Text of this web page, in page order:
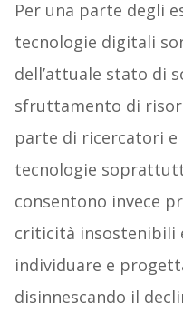
Per una parte degli
tecnologie digitali
dell’attuale stato di
sfruttamento di
parte di ricercatori
tecnologie
consentono invece
criticità insostenibili
individuare e
disinnescando il